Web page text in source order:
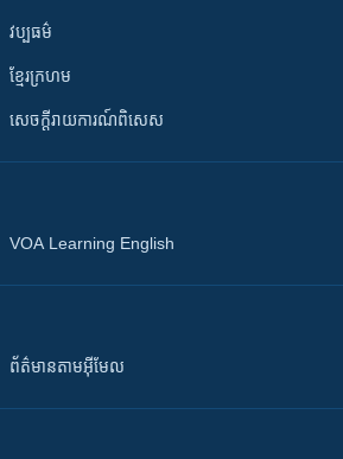
វប្បធម៌
ខ្មែរក្រហម
សេចក្តីរាយការណ៍ពិសេស
VOA Learning English
ព័ត៌មាន​តាម​អ៊ីមែល